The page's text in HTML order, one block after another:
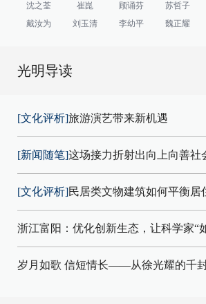
沈之荃 崔崑 顾诵芬 苏哲子
戴汝为
刘玉清 李幼平 魏正耀
光明导读
[文化评析]旅游演艺带来新机遇
[新闻随笔]这场接力折射出向上向善社
[文化评析]民居类文物建筑如何平衡居
浙江富阳：优化创新生态，让科学家“
岁月如歌 信短情长——从徐光耀的千